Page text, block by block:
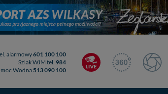
alarmowy601 100 100
Szlak WJM tel. 984
Wodna513 090 100